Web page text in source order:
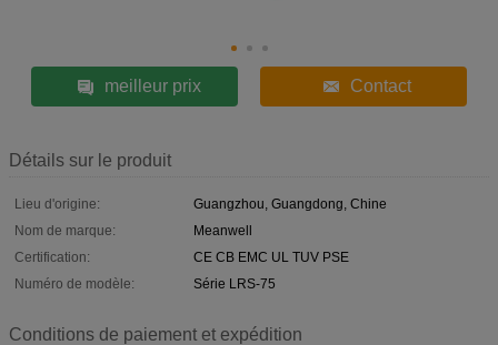
meilleur prix Contact
Détails sur le produit
Lieu d'origine:
Guangzhou, Guangdong, Chine
Nom de marque:
Meanwell
Certification:
CE CB EMC UL TUV PSE
Numéro de modèle:
Série LRS-75
Conditions de paiement et expédition